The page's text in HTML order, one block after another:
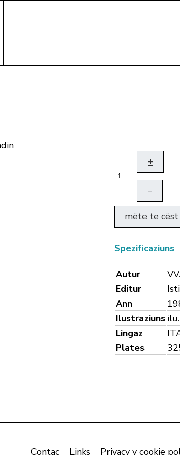
+
–
mëte te cëst
Spezificaziuns
Autur
Editur
Ann
Ilustraziuns
Lingaz
Plates
Contac Links Privacy y cookie